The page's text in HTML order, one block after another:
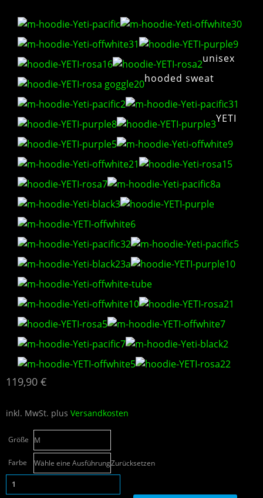
unisex
hooded sweat
YETI
119,90 €
inkl. MwSt. plus Versandkosten
Größe
Farbe Zurücksetzen